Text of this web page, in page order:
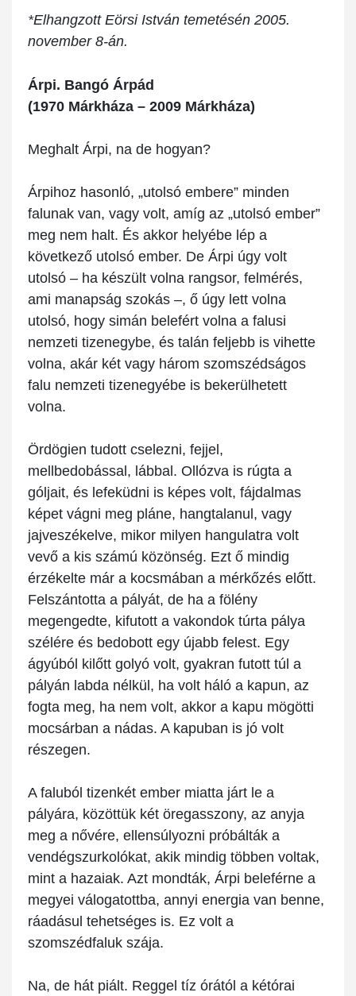
*Elhangzott Eörsi István temetésén 2005.
november 8-án.
Árpi. Bangó Árpád
(1970 Márkháza – 2009 Márkháza)
Meghalt Árpi, na de hogyan?
Árpihoz hasonló, „utolsó embere” minden
falunak van, vagy volt, amíg az „utolsó ember”
meg nem halt. És akkor helyébe lép a
következő utolsó ember. De Árpi úgy volt
utolsó – ha készült volna rangsor, felmérés,
ami manapság szokás –, ő úgy lett volna
utolsó, hogy simán belefért volna a falusi
nemzeti tizenegybe, és talán feljebb is vihette
volna, akár két vagy három szomszédságos
falu nemzeti tizenegyébe is bekerülhetett
volna.
Ördögien tudott cselezni, fejjel,
mellbedobással, lábbal. Ollózva is rúgta a
góljait, és lefeküdni is képes volt, fájdalmas
képet vágni meg pláne, hangtalanul, vagy
jajveszékelve, mikor milyen hangulatra volt
vevő a kis számú közönség. Ezt ő mindig
érzékelte már a kocsmában a mérkőzés előtt.
Felszántotta a pályát, de ha a fölény
megengedte, kifutott a vakondok túrta pálya
szélére és bedobott egy újabb felest. Egy
ágyúból kilőtt golyó volt, gyakran futott túl a
pályán labda nélkül, ha volt háló a kapun, az
fogta meg, ha nem volt, akkor a kapu mögötti
mocsárban a nádas. A kapuban is jó volt
részegen.
A faluból tizenkét ember miatta járt le a
pályára, közöttük két öregasszony, az anyja
meg a nővére, ellensúlyozni próbálták a
vendégszurkolókat, akik mindig többen voltak,
mint a hazaiak. Azt mondták, Árpi beleférne a
megyei válogatottba, annyi energia van benne,
ráadásul tehetséges is. Ez volt a
szomszédfaluk szája.
Na, de hát piált. Reggel tíz órától a kétórai